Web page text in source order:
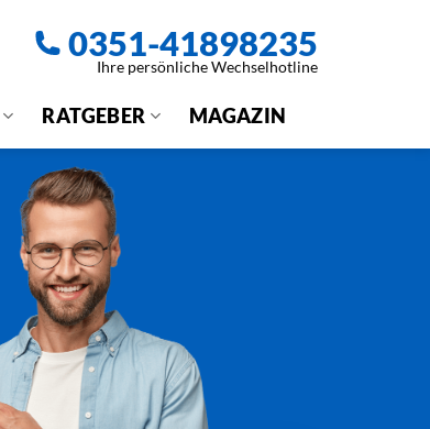
0351-41898235
Ihre persönliche Wechselhotline
RATGEBER MAGAZIN